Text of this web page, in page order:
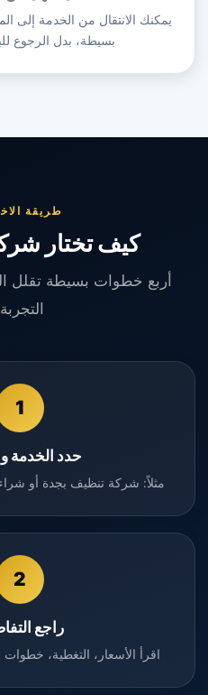
يمكنك الانتقال من الخدمة إلى
بسيطة، بدل الرجوع
طريقة
كيف تختار
أربع خطوات بسيطة تقلل
1
حدد الخدمة
مثلاً: شركة تنظيف بجدة أو
2
راجع
اقرأ الأسعار، التغطية، خطوات